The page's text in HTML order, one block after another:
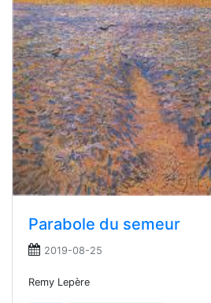
Parabole du semeur
2019-08-25
Remy Lepère